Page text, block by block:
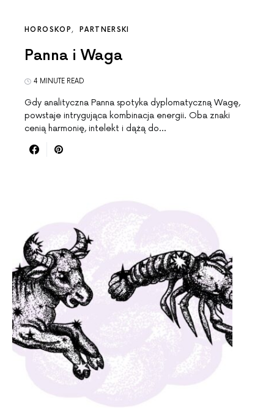
HOROSKOP PARTNERSKI
Panna i Waga
4 MINUTE READ
Gdy analityczna Panna spotyka dyplomatyczną Wagę,
powstaje intrygująca kombinacja energii. Oba znaki
cenią harmonię, intelekt i dążą do…